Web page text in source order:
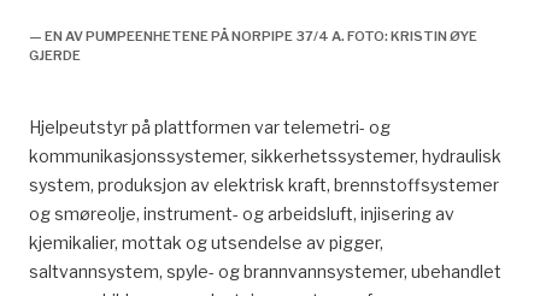
— EN AV PUMPEENHETENE PÅ NORPIPE 37/4 A. FOTO: KRISTIN ØYE
GJERDE
Hjelpeutstyr på plattformen var telemetri- og
kommunikasjonssystemer, sikkerhetssystemer, hydraulisk
system, produksjon av elektrisk kraft, brennstoffsystemer
og smøreolje, instrument- og arbeidsluft, injisering av
kjemikalier, mottak og utsendelse av pigger,
saltvannsystem, spyle- og brannvannsystemer, ubehandlet